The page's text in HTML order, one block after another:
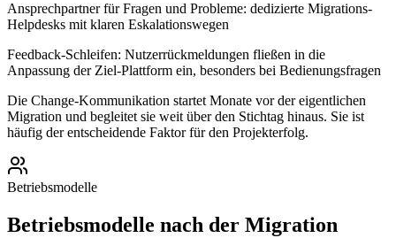
Ansprechpartner für Fragen und Probleme: dedizierte Migrations-
Helpdesks mit klaren Eskalationswegen
Feedback-Schleifen: Nutzerrückmeldungen fließen in die
Anpassung der Ziel-Plattform ein, besonders bei Bedienungsfragen
Die Change-Kommunikation startet Monate vor der eigentlichen
Migration und begleitet sie weit über den Stichtag hinaus. Sie ist
häufig der entscheidende Faktor für den Projekterfolg.
Betriebsmodelle
Betriebsmodelle nach der Migration